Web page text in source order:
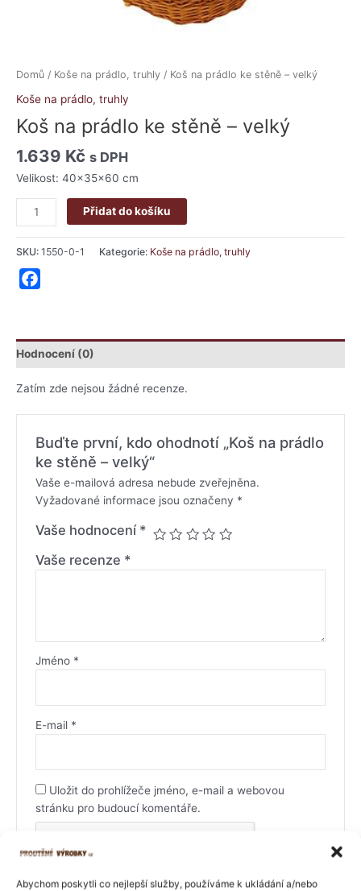
Abychom poskytli co nejlepší služby, používáme k ukládání a/nebo
Domů / Koše na prádlo, truhly / Koš na prádlo ke stěně – velký
Koše na prádlo, truhly
Koš na prádlo ke stěně – velký
1.639 Kč s DPH
Velikost: 40x35x60 cm
Přidat do košíku
SKU: 1550-0-1 Kategorie: Koše na prádlo, truhly
Hodnocení (0)
Zatím zde nejsou žádné recenze.
Buďte první, kdo ohodnotí „Koš na prádlo
ke stěně – velký“
Vaše e-mailová adresa nebude zveřejněna.
Vyžadované informace jsou označeny *
Vaše hodnocení *
Vaše recenze *
Jméno *
E-mail *
Uložit do prohlížeče jméno, e-mail a webovou
stránku pro budoucí komentáře.